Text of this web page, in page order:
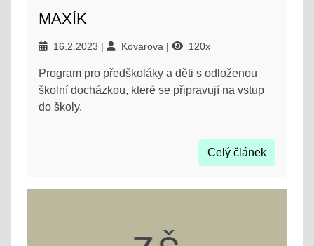
MAXÍK
16.2.2023 Kovarova 120x
Program pro předškoláky a děti s odloženou
školní docházkou, které se připravují na vstup
do školy.
Celý článek